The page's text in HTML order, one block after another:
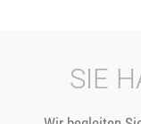
SIE